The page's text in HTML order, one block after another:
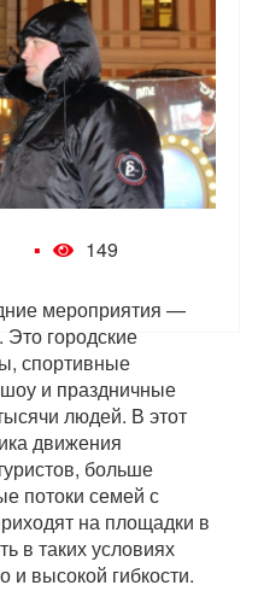
149
мероприятия —
Это городские
спортивные
и праздничные
людей. В этот
движения
больше
потоки семей с
на площадки в
в таких условиях
и высокой гибкости.